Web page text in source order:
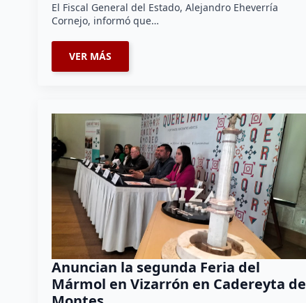
El Fiscal General del Estado, Alejandro Eheverría
Cornejo, informó que…
VER MÁS
Anuncian la segunda Feria del
Mármol en Vizarrón en Cadereyta de